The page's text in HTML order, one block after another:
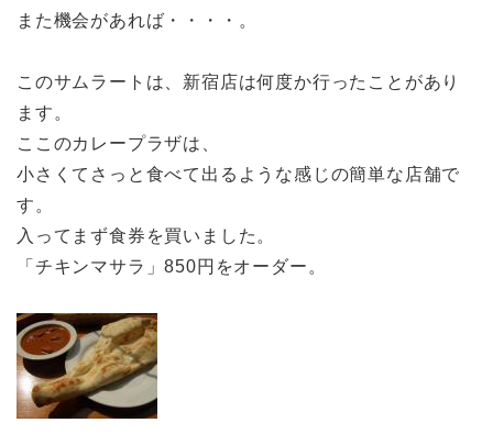
また機会があれば・・・・。
このサムラートは、新宿店は何度か行ったことがあり
ます。
ここのカレープラザは、
小さくてさっと食べて出るような感じの簡単な店舗で
す。
入ってまず食券を買いました。
「チキンマサラ」850円をオーダー。